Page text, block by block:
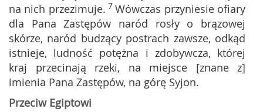
na nich przezimuje. 7Wówczas przyniesie ofiary
dla Pana Zastępów naród rosły o brązowej
skórze, naród budzący postrach zawsze, odkąd
istnieje, ludność potężna i zdobywcza, której
kraj przecinają rzeki, na miejsce [znane z]
imienia Pana Zastępów, na górę Syjon.
Przeciw Egiptowi